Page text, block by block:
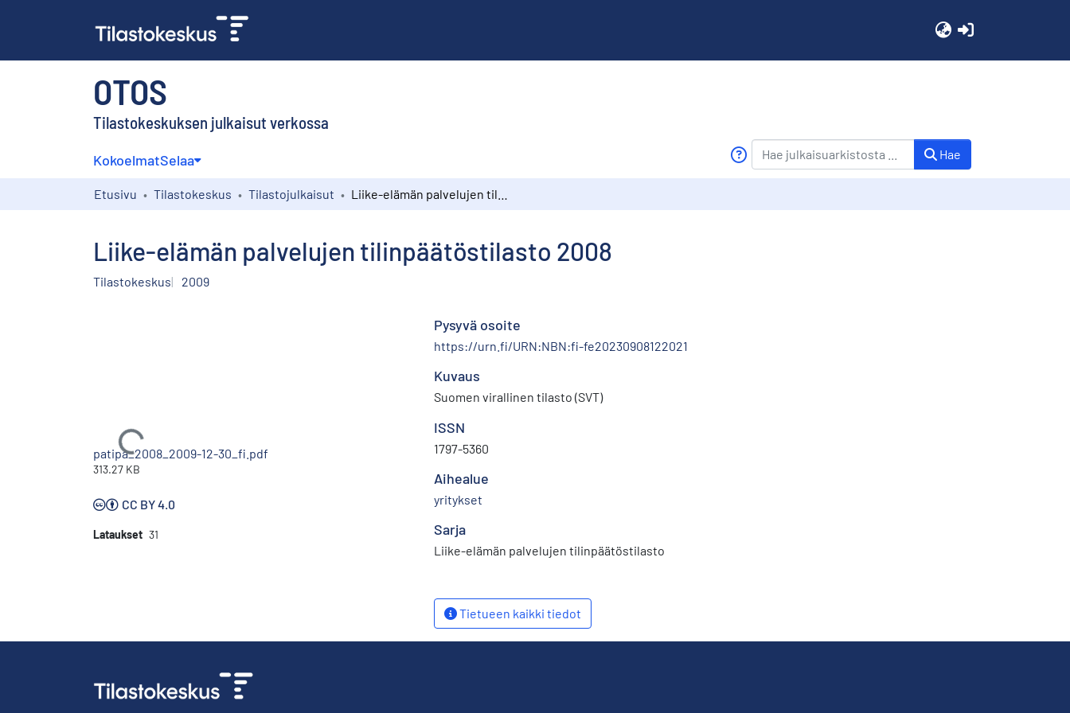
OTOS
Tilastokeskuksen julkaisut verkossa
KokoelmatSelaa Hae
Etusivu Tilastokeskus Tilastojulkaisut
Liike-elämän palvelujen tilinpäätöstilasto 2008
Tilastokeskus 2009
Ladataan...
patipa_2008_2009-12-30_fi.pdf
313.27 KB
CC BY 4.0
Lataukset 31
Pysyvä osoite
https://urn.fi/URN:NBN:fi-fe20230908122021
Kuvaus
Suomen virallinen tilasto (SVT)
ISSN
1797-5360
Aihealue
yritykset
Sarja
Liike-elämän palvelujen tilinpäätöstilasto
Tietueen kaikki tiedot